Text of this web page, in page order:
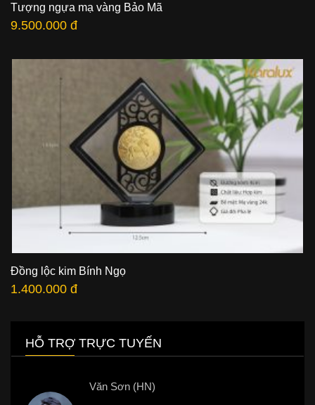
Tượng ngựa mạ vàng Bảo Mã
9.500.000 đ
Đồng lộc kim Bính Ngọ
1.400.000 đ
HỖ TRỢ TRỰC TUYẾN
Văn Sơn (HN)